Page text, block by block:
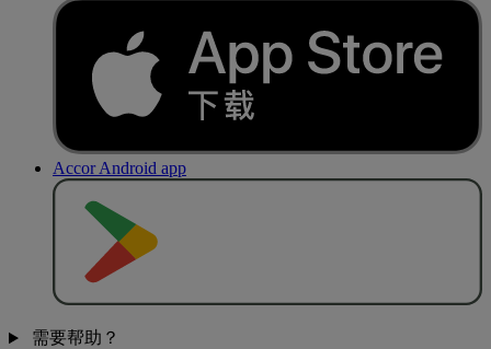
Accor Android app
需要帮助？